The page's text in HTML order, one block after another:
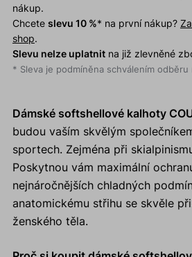
nákup.
Chcete slevu 10 %* na první nákup?
shop.
Slevu nelze uplatnitna již zlevněné
* Sleva je podmíněna schválením
Dámské softshellové kalhoty
budou vaším skvělým
sportech. Zejména při
Poskytnou vám maximální
nejnáročnějších chladných
anatomickému střihu se skvěle
ženského těla.